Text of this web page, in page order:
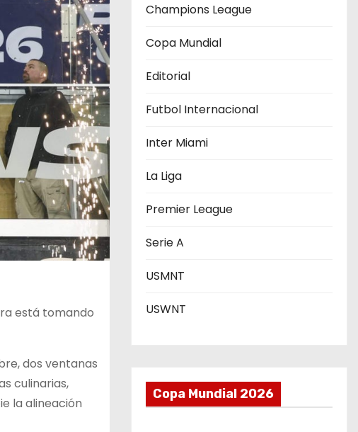
está tomando
dos ventanas
culinarias,
la alineación
Champions League
Copa Mundial
Editorial
Futbol Internacional
Inter Miami
La Liga
Premier League
Serie A
USMNT
USWNT
Copa Mundial 2026